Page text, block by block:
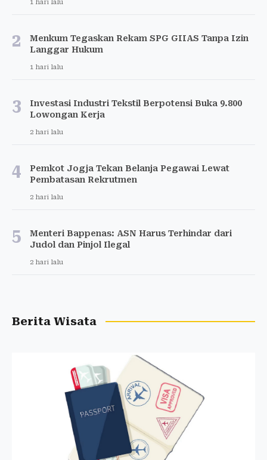
1 hari lalu
2
Menkum Tegaskan Rekam SPG GIIAS Tanpa Izin
Langgar Hukum
1 hari lalu
3
Investasi Industri Tekstil Berpotensi Buka 9.800
Lowongan Kerja
2 hari lalu
4
Pemkot Jogja Tekan Belanja Pegawai Lewat
Pembatasan Rekrutmen
2 hari lalu
5
Menteri Bappenas: ASN Harus Terhindar dari
Judol dan Pinjol Ilegal
2 hari lalu
Berita Wisata